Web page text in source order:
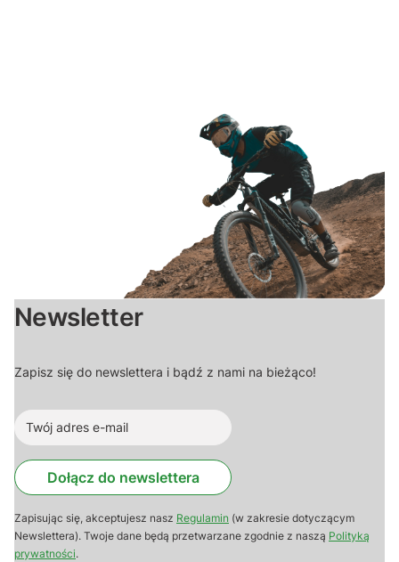
Newsletter
Zapisz się do newslettera i bądź z nami na bieżąco!
Dołącz do newslettera
Zapisując się, akceptujesz nasz Regulamin (w zakresie dotyczącym
Newslettera). Twoje dane będą przetwarzane zgodnie z naszą Polityką
prywatności.